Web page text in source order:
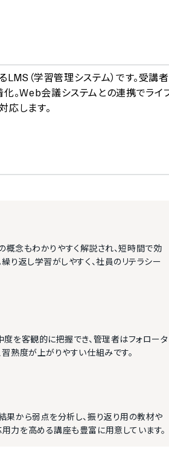
（学習管理システム）です。受講
。Web会議システムとの連携でライ
します。
念もわかりやすく解説され、短時間で効
り返し学習がしやすく、社員のリテラシー
を客観的に把握でき、管理者はフォロータ
熟度が上がりやすい仕組みです。
から弱点を分析し、振り返り用の教材や
力を高める講座も豊富に用意しています。